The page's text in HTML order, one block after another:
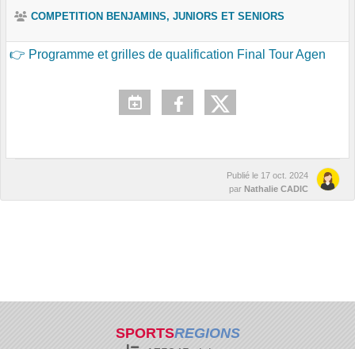
COMPETITION BENJAMINS, JUNIORS ET SENIORS
👉 Programme et grilles de qualification Final Tour Agen
Publié le 17 oct. 2024
par Nathalie CADIC
SPORTSREGIONS